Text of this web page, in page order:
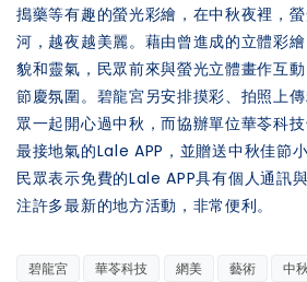
搗藥等有趣的螢光彩繪，在中秋夜裡，
河，越夜越美麗。藉由曾進成的立體彩
貌和靈氣，民眾前來與螢光立體畫作互
節慶氛圍。碧龍宮另安排摸彩、拍照上
眾一起開心過中秋，而協辦單位華苓科
最接地氣的Lale APP，並贈送中秋佳節
民眾表示免費的Lale APP具有個人通訊
注許多最新的地方活動，非常便利。
碧龍宮 華苓科技 網美 藝術 中秋